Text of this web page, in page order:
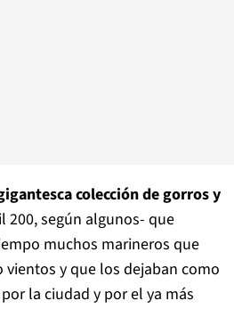
colección de gorros y
200, según algunos- que
muchos marineros que
y que los dejaban como
la ciudad y por el ya más